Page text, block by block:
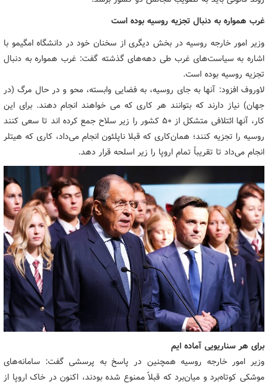
غرب همواره به دنبال تجزیه روسیه بوده است
وزیر امور خارجه روسیه در بخش دیگری از سخنان خود در دانشگاه امگیمو با
اشاره به سیاست‌های غرب طی دهه‌های گذشته گفت: غرب همواره به دنبال
تجزیه روسیه بوده است.
لاوروف افزود: آنها به جای روسیه، به فضایی وابسته، محو و در حال مرگ (در
جهان) نیاز دارند که بتوانند هر کاری که می خواهند انجام دهند. برای این
کار، آنها ائتلافی متشکل از ۵۰ کشور را زیر سلاح جمع کرده اند تا سعی کنند
روسیه را تجزیه کنند؛ همان‌کاری که قبلا ناپلئون انجام می‌داد، کاری که هیتلر
انجام می‌داد تا تقریباً تمام اروپا را زیر اسلحه قرار دهد.
برای هر سناریویی آماده ایم
وزیر امور خارجه روسیه همچنین در پاسخ به پرسشی گفت:‌ سامانه‌های
موشکی کوتاه‌برد و میان‌برد که قبلاً ممنوع شده بودند، اکنون در خاک اروپا از